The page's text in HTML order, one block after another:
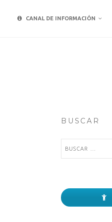
CANAL DE INFORMACIÓN
BUSCAR